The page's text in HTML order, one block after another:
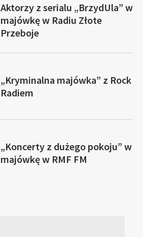
Aktorzy z serialu „BrzydUla” w
majówkę w Radiu Złote
Przeboje
„Kryminalna majówka” z Rock
Radiem
„Koncerty z dużego pokoju” w
majówkę w RMF FM